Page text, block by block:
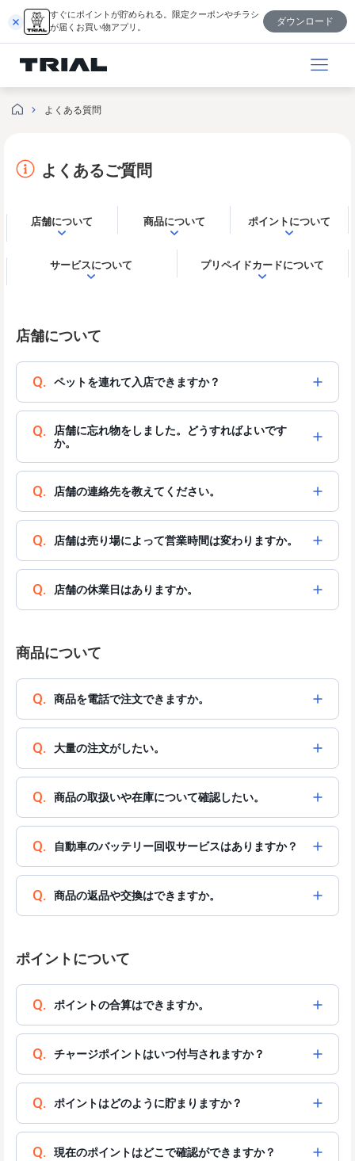
を
キ
すぐにポイントが貯められる。限定クーポンやチラシ
が届くお買い物アプリ。
ダウンロード
よくある質問
よくあるご質問
店舗について 商品について ポイントについて
サービスについて プリペイドカードについて
店舗について
Q. ペットを連れて入店できますか？
Q.
店舗に忘れ物をしました。どうすればよいです
か。
Q. 店舗の連絡先を教えてください。
Q. 店舗は売り場によって営業時間は変わりますか。
Q. 店舗の休業日はありますか。
商品について
Q. 商品を電話で注文できますか。
Q. 大量の注文がしたい。
Q. 商品の取扱いや在庫について確認したい。
Q. 自動車のバッテリー回収サービスはありますか？
Q. 商品の返品や交換はできますか。
ポイントについて
Q. ポイントの合算はできますか。
Q. チャージポイントはいつ付与されますか？
Q. ポイントはどのように貯まりますか？
Q. 現在のポイントはどこで確認ができますか？